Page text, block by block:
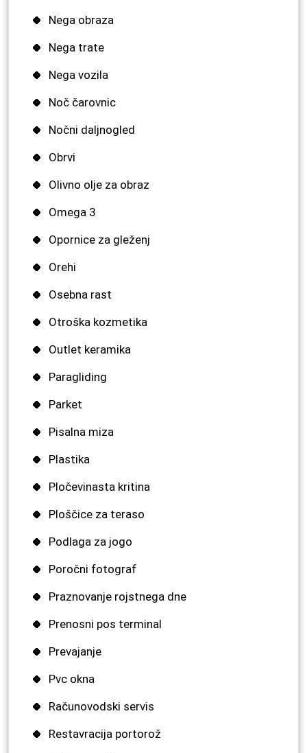
Nega obraza
Nega trate
Nega vozila
Noč čarovnic
Nočni daljnogled
Obrvi
Olivno olje za obraz
Omega 3
Opornice za gleženj
Orehi
Osebna rast
Otroška kozmetika
Outlet keramika
Paragliding
Parket
Pisalna miza
Plastika
Pločevinasta kritina
Ploščice za teraso
Podlaga za jogo
Poročni fotograf
Praznovanje rojstnega dne
Prenosni pos terminal
Prevajanje
Pvc okna
Računovodski servis
Restavracija portorož